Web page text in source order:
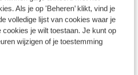
Als je op 'Beheren’ klikt, vind je
volledige lijst van cookies waar je
je wilt toestaan. Je kunt op
wijzigen of je toestemming
verhuur